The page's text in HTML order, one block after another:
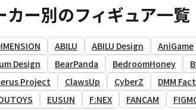
カー別のフィギュア一覧
ABILU ABILU Design AniGame
Design
BearPanda BedroomHoney
Project
ClawsUp CyberZ DMM
EUSUN F:NEX FANCAM